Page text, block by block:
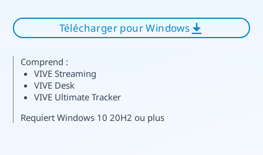
Télécharger pour Windows
Comprend :
VIVE Streaming
VIVE Desk
VIVE Ultimate Tracker
Requiert Windows 10 20H2 ou plus